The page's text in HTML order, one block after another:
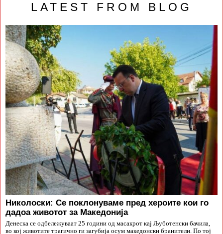
LATEST FROM BLOG
Николоски: Се поклонуваме пред хероите кои го
дадоа животот за Македонија
Денеска се одбележуваат 25 години од масакрот кај Љуботенски бачила,
во кој животите трагично ги загубија осум македонски бранители. По тој